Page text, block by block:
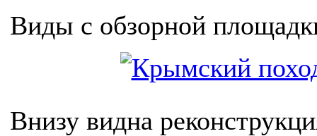
Виды с обзорной
Внизу видна